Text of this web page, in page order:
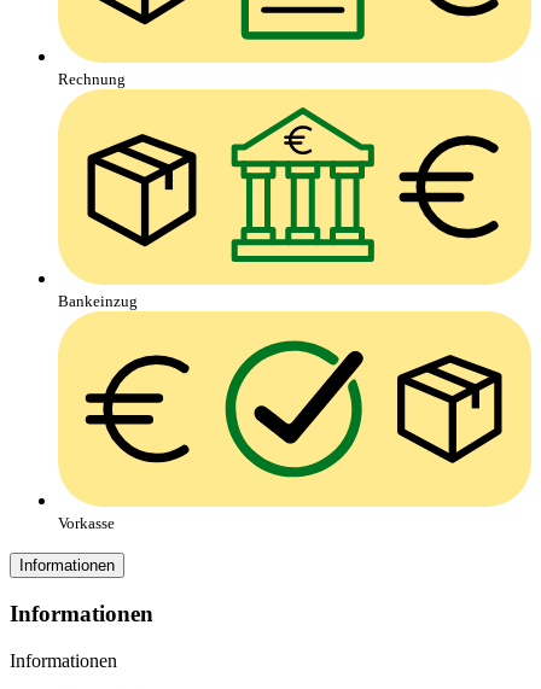
Rechnung
Bankeinzug
Vorkasse
Informationen
Informationen
Informationen